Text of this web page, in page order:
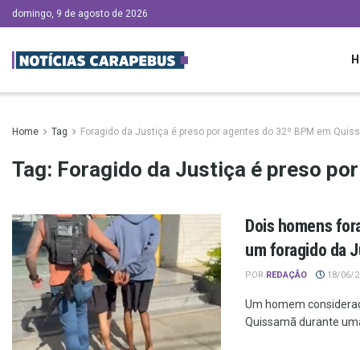
domingo, 9 de agosto de 2026
Home Tag Foragido da Justiça é preso por agentes do 32º BPM em
Tag: Foragido da Justiça é preso
Dois homens
um foragido da
POR REDAÇÃO 18/06/
Um homem
Quissamã durante